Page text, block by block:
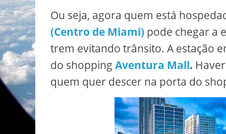
Ou seja, agora quem está
(Centro de Miami) pode chegar a
trem evitando trânsito. A estação
do shopping Aventura Mall.
quem quer descer na porta do